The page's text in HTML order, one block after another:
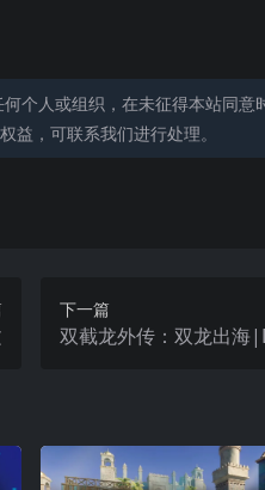
个人或组织，在未征得本站同
益，可联系我们进行处理。
下一篇
双截龙外传：双龙出